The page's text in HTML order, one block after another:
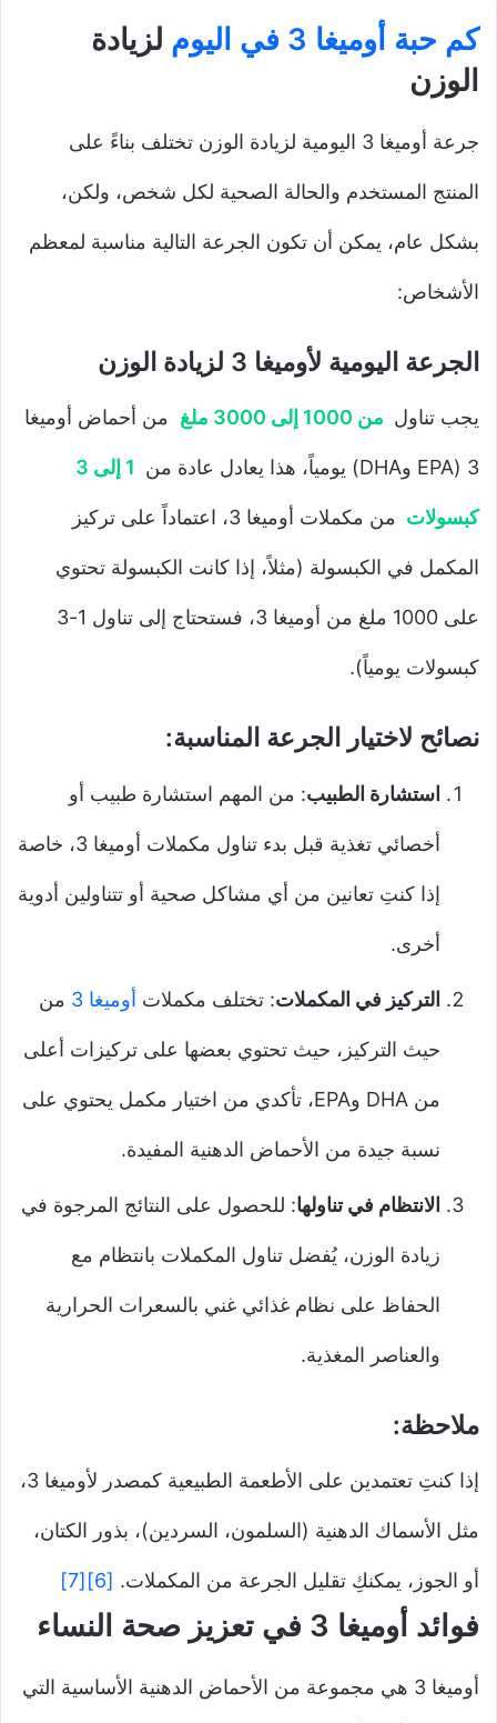
كم حبة أوميغا 3 في اليوم
لزيادة
الوزن
جرعة أوميغا 3 اليومية لزيادة الوزن تختلف بناءً على
المنتج المستخدم والحالة الصحية لكل شخص، ولكن،
بشكل عام، يمكن أن تكون الجرعة التالية مناسبة لمعظم
الأشخاص:
الجرعة اليومية لأوميغا 3 لزيادة الوزن
يجب تناول من 1000 إلى 3000 ملغ من أحماض أوميغا
3 (EPA وDHA) يومياً، هذا يعادل عادة من 1 إلى 3
كبسولات من مكملات أوميغا 3، اعتماداً على تركيز
المكمل في الكبسولة (مثلاً، إذا كانت الكبسولة تحتوي
على 1000 ملغ من أوميغا 3، فستحتاج إلى تناول 1-3
كبسولات يومياً).
نصائح لاختيار الجرعة المناسبة:
استشارة الطبيب: من المهم استشارة طبيب أو
أخصائي تغذية قبل بدء تناول مكملات أوميغا 3، خاصة
إذا كنتِ تعانين من أي مشاكل صحية أو تتناولين أدوية
أخرى.
التركيز في المكملات: تختلف مكملات أوميغا 3 من
حيث التركيز، حيث تحتوي بعضها على تركيزات أعلى
من DHA وEPA، تأكدي من اختيار مكمل يحتوي على
نسبة جيدة من الأحماض الدهنية المفيدة.
الانتظام في تناولها: للحصول على النتائج المرجوة في
زيادة الوزن، يُفضل تناول المكملات بانتظام مع
الحفاظ على نظام غذائي غني بالسعرات الحرارية
والعناصر المغذية.
ملاحظة:
إذا كنتِ تعتمدين على الأطعمة الطبيعية كمصدر لأوميغا 3،
مثل الأسماك الدهنية (السلمون، السردين)، بذور الكتان،
أو الجوز، يمكنكِ تقليل الجرعة من المكملات. [6]
[7]
فوائد أوميغا 3 في تعزيز صحة النساء
أوميغا 3 هي مجموعة من الأحماض الدهنية الأساسية التي